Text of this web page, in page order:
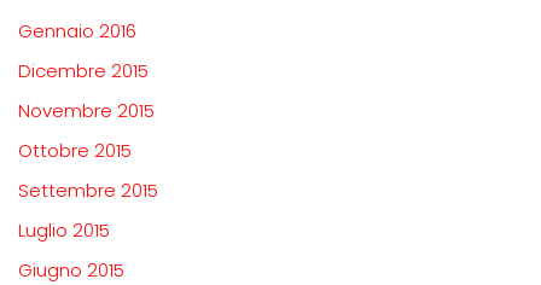
Gennaio 2016
Dicembre 2015
Novembre 2015
Ottobre 2015
Settembre 2015
Luglio 2015
Giugno 2015